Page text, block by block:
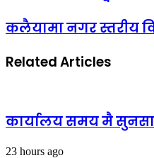
कलैयामा नगर स्तरीय
Related Articles
कार्यालय समय मै
23 hours ago